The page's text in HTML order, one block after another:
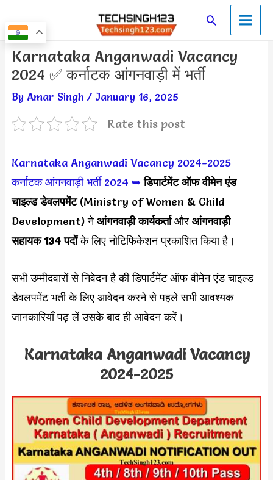
to
content
SearchMain
Menu
Karnataka Anganwadi Vacancy
2024 ✅ कर्नाटक आंगनवाड़ी में भर्ती
By Amar Singh / January 16, 2025
Rate this post
Karnataka Anganwadi Vacancy 2024-2025
कर्नाटक आंगनवाड़ी भर्ती 2024 ➥ डिपार्टमेंट ऑफ वीमेन एंड
चाइल्ड डेवलपमेंट(Ministry of Women & Child
Development) नेआंगनवाड़ी कार्यकर्ताऔर आंगनवाड़ी
सहायक 134 पदोंके लिए नोटिफिकेशन प्रकाशित किया है।
सभी उम्मीदवारों से निवेदन है की डिपार्टमेंट ऑफ वीमेन एंड चाइल्ड
डेवलपमेंट भर्ती के लिए आवेदन करने से पहले सभी आवश्यक
जानकारियाँ पढ़ लें उसके बाद ही आवेदन करें।
Karnataka Anganwadi Vacancy
2024-2025
Post
navigation